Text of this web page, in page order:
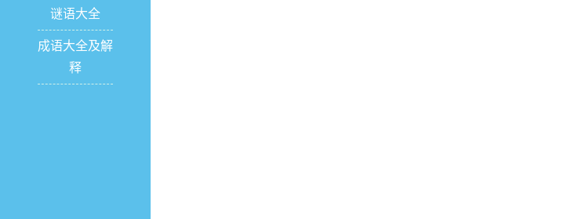
谜语大全
成语大全及解
释